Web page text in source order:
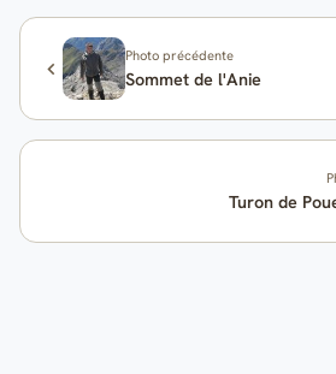
Photo précédente
Sommet de l'Anie
Turon de